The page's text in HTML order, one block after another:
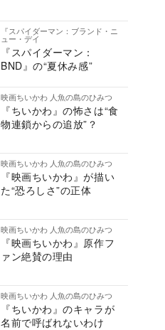
『スパイダーマン：ブランド・ニ
ュー・デイ
『スパイダーマン：
BND』の“夏休み感”
映画ちいかわ 人魚の島のひみつ
『ちいかわ』の怖さは“食
物連鎖からの追放”？
映画ちいかわ 人魚の島のひみつ
『映画ちいかわ』が描い
た“恐ろしさ”の正体
映画ちいかわ 人魚の島のひみつ
『映画ちいかわ』原作フ
ァン絶賛の理由
映画ちいかわ 人魚の島のひみつ
『ちいかわ』のキャラが
名前で呼ばれないわけ